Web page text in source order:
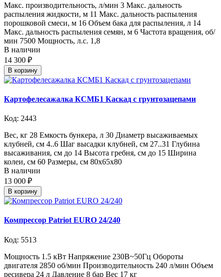
Макс. производительность, л/мин 3 Макс. дальность
распыления жидкости, м 11 Макс. дальность распыления
порошковой смеси, м 16 Объем бака для распыления, л 14
Макс. дальность распыления семян, м 6 Частота вращения, об/
мин 7500 Мощность, л.с. 1,8
В наличии
14 300 ₽
В корзину
Картофелесажалка КСМБ1 Каскад с грунтозацепами
Код: 2443
Вес, кг 28 Емкость бункера, л 30 Диаметр высаживаемых
клубней, см 4..6 Шаг высадки клубней, см 27..31 Глубина
высаживания, см до 14 Высота гребня, см до 15 Ширина
колеи, см 60 Размеры, см 80х65х80
В наличии
13 000 ₽
В корзину
Компрессор Patriot EURO 24/240
Код: 5513
Мощность 1.5 кВт Напряжение 230В~50Гц Обороты
двигателя 2850 об/мин Производительность 240 л/мин Объем
ресивера 24 л Давление 8 бар Вес 17 кг